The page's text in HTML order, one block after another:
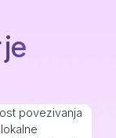
povezivanja